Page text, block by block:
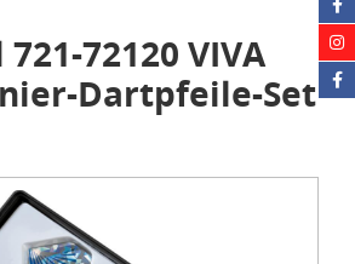
72120 VIVA
Dartpfeile-Set